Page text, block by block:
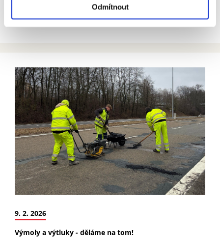
Odmítnout
Více zde
9. 2. 2026
Výmoly a výtluky - děláme na tom!